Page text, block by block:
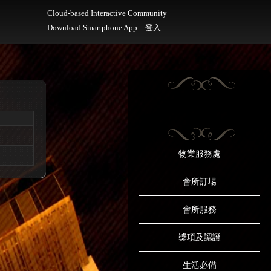
Cloud-based Interactive Community
Download Smartphone App
登入
物業服務處
會所訂場
會所服務
獎項及認證
生活必備